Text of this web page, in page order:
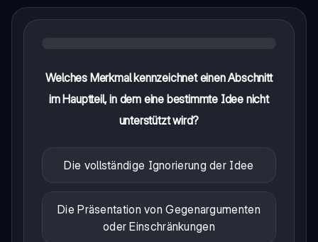
Welches Merkmal kennzeichnet einen Abschnitt
im Hauptteil, in dem eine bestimmte Idee nicht
unterstützt wird?
Die vollständige Ignorierung der Idee
Die Präsentation von Gegenargumenten
oder Einschränkungen